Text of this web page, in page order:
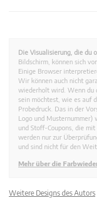
Die Visualisierung, die du
Bildschirm, können sich
Einige Browser
Wir können auch nicht
wiederholt wird. Wenn du
sein möchtest, wie es auf
Probedruck. Das in der
Logo und
und Stoff-Coupons, die
werden nur zur
und sind nicht für den
Mehr über die
Weitere Designs des Autors